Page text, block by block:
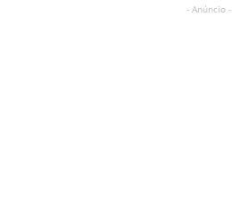
- Anúncio -